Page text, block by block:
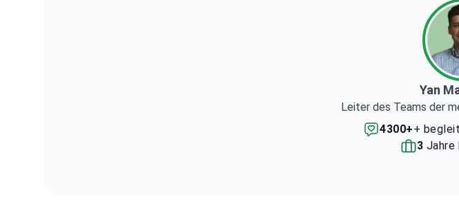
Yan
Leiter des Teams der
4300++
3 Jahre